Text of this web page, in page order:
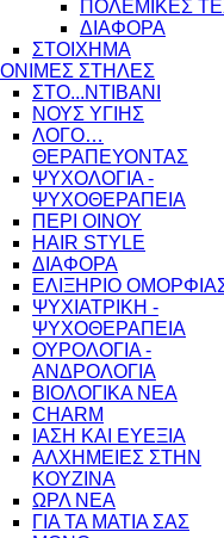
ΠΟΛΕΜΙΚΕΣ
ΔΙΑΦΟΡΑ
ΣΤΟΙΧΗΜΑ
ΣΤΗΛΕΣ
ΣΤΟ...ΝΤΙΒΑΝΙ
ΝΟΥΣ ΥΓΙΗΣ
ΛΟΓΟ…
ΘΕΡΑΠΕΥΟΝΤΑΣ
ΨΥΧΟΛΟΓΙΑ -
ΨΥΧΟΘΕΡΑΠΕΙΑ
ΠΕΡΙ ΟΙΝΟΥ
HAIR STYLE
ΔΙΑΦΟΡΑ
ΕΛΙΞΗΡΙΟ
ΨΥΧΙΑΤΡΙΚΗ -
ΨΥΧΟΘΕΡΑΠΕΙΑ
ΟΥΡΟΛΟΓΙΑ -
ΑΝΔΡΟΛΟΓΙΑ
ΒΙΟΛΟΓΙΚΑ ΝΕΑ
CHARM
ΙΑΣΗ ΚΑΙ ΕΥΕΞΙΑ
ΑΛΧΗΜΕΙΕΣ ΣΤΗΝ
ΚΟΥΖΙΝΑ
ΩΡΛ ΝEA
ΓΙΑ ΤΑ ΜΑΤΙΑ ΣΑΣ